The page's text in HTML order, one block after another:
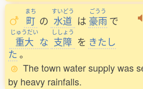
まち
町 の
すいどう
水道 は
ごうう
豪雨 で
じゅうだい
重大 な
ししょう
支障 を きたし
た。
The town water supply was
by heavy rainfalls.